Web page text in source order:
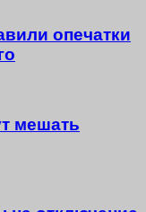
опечатки
мешать